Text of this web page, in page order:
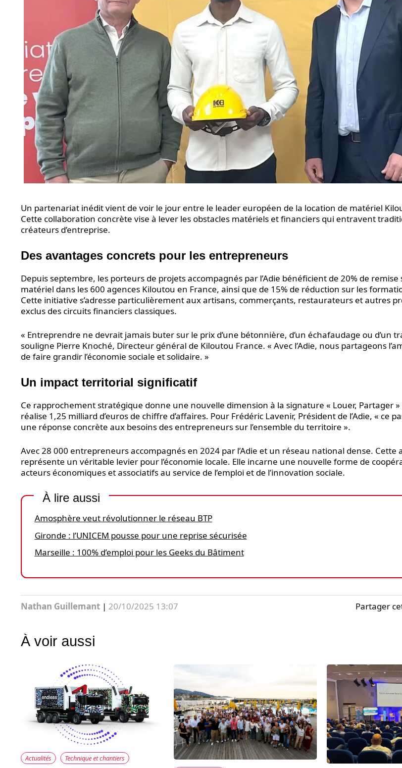
Un partenariat inédit vient de voir le jour entre le leader européen de la location de matériel
Cette collaboration concrète vise à lever les obstacles matériels et financiers qui entravent
créateurs d’entreprise.
Des avantages concrets pour les entrepreneurs
Depuis septembre, les porteurs de projets accompagnés par l’Adie bénéficient de 20% de
matériel dans les 600 agences Kiloutou en France, ainsi que de 15% de réduction sur les
Cette initiative s’adresse particulièrement aux artisans, commerçants, restaurateurs et autres
exclus des circuits financiers classiques.
« Entreprendre ne devrait jamais buter sur le prix d’une bétonnière, d’un échafaudage ou d’un
souligne Pierre Knoché, Directeur général de Kiloutou France. « Avec l’Adie, nous partageons
de faire grandir l’économie sociale et solidaire. »
Un impact territorial significatif
Ce rapprochement stratégique donne une nouvelle dimension à la signature « Louer, Partager
réalise 1,25 milliard d’euros de chiffre d’affaires. Pour Frédéric Lavenir, Président de l’Adie, « ce
une réponse concrète aux besoins des entrepreneurs sur l’ensemble du territoire ».
Avec 28 000 entrepreneurs accompagnés en 2024 par l’Adie et un réseau national dense. Cette
représente un véritable levier pour l’économie locale. Elle incarne une nouvelle forme de
acteurs économiques et associatifs au service de l’emploi et de l’innovation sociale.
À lire aussi
Amosphère veut révolutionner le réseau BTP
Gironde : l’UNICEM pousse pour une reprise sécurisée
Marseille : 100% d’emploi pour les Geeks du Bâtiment
Nathan Guillemant | 20/10/2025 13:07 Partager
À voir aussi
Actualités Technique et chantiers